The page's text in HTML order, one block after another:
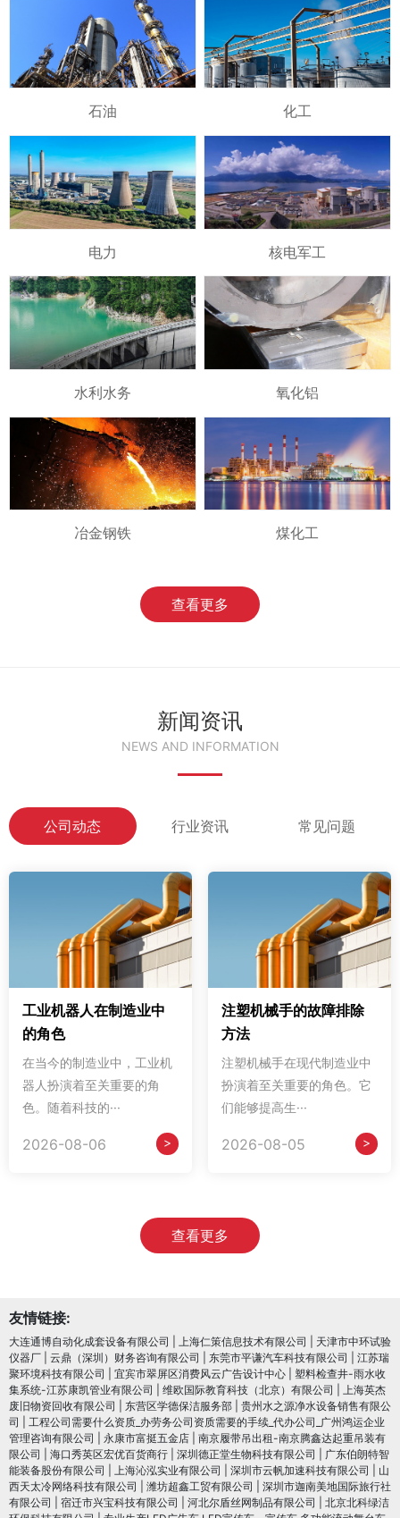
石油 化工
电力 核电军工
水利水务 氧化铝
冶金钢铁 煤化工
查看更多
新闻资讯
NEWS AND INFORMATION
公司动态 行业资讯 常见问题
工业机器人在制造业中
的角色
在当今的制造业中，工业机
器人扮演着至关重要的角
色。随着科技的···
2026-08-06 >
注塑机械手的故障排除
方法
注塑机械手在现代制造业中
扮演着至关重要的角色。它
们能够提高生···
2026-08-05 >
查看更多
友情链接:
大连通博自动化成套设备有限公司 上海仁策信息技术有限公司
天津市中环试验
仪器厂
云鼎（深圳）财务咨询有限公司 东莞市平谦汽车科技有限公司
江苏瑞
聚环境科技有限公司
宜宾市翠屏区消费风云广告设计中心
塑料检查井-雨水收
集系统-江苏康凯管业有限公司
维欧国际教育科技（北京）有限公司
上海英杰
废旧物资回收有限公司
东营区学德保洁服务部
贵州水之源净水设备销售有限公
司
工程公司需要什么资质_办劳务公司资质需要的手续_代办公司_广州鸿运企业
管理咨询有限公司
永康市富挺五金店
南京履带吊出租-南京腾鑫达起重吊装有
限公司
海口秀英区宏优百货商行 深圳德正堂生物科技有限公司
广东伯朗特智
能装备股份有限公司
上海沁泓实业有限公司 深圳市云帆加速科技有限公司
山
西天太冷网络科技有限公司
潍坊超鑫工贸有限公司
深圳市迦南美地国际旅行社
有限公司
宿迁市兴宝科技有限公司 河北尔盾丝网制品有限公司
北京北科绿洁